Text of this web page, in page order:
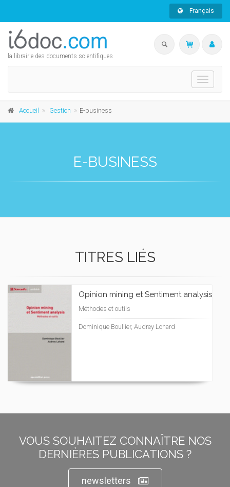
Français
la librairie des documents scientifiques
Toggle
Accueil Gestion E-business
E-BUSINESS
TITRES LIÉS
Opinion mining et Sentiment analysis
Méthodes et outils
Dominique Boullier, Audrey Lohard
VOUS SOUHAITEZ CONNAÎTRE NOS
DERNIÈRES PUBLICATIONS ?
newsletters